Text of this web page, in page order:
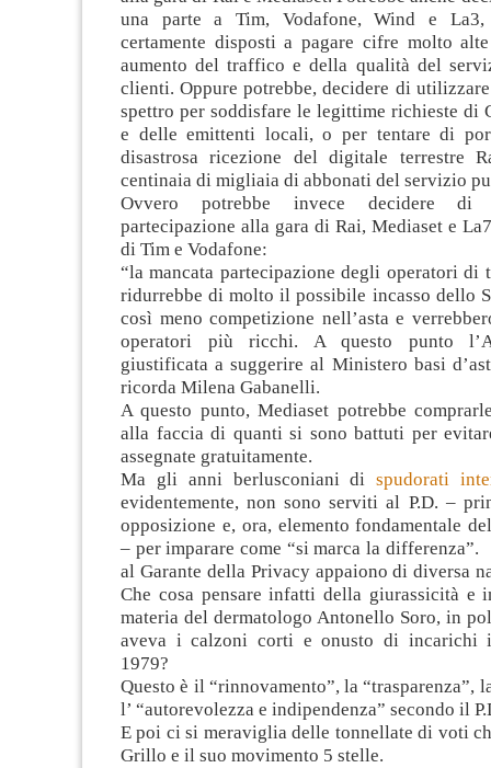
una parte a Tim, Vodafone, Wind e La3,
certamente disposti a pagare cifre molto
aumento del traffico e della qualità del
clienti. Oppure potrebbe, decidere di
spettro per soddisfare le legittime richieste di
e delle emittenti locali, o per tentare di
disastrosa ricezione del digitale terrestre
centinaia di migliaia di abbonati del servizio
Ovvero potrebbe invece decidere di
partecipazione alla gara di Rai, Mediaset e
di Tim e Vodafone:
“la mancata partecipazione degli operatori di
ridurrebbe di molto il possibile incasso dello
così meno competizione nell’asta e
operatori più ricchi. A questo punto
giustificata a suggerire al Ministero basi
ricorda Milena Gabanelli.
A questo punto, Mediaset potrebbe
alla faccia di quanti si sono battuti per
assegnate gratuitamente.
Ma gli anni berlusconiani dispudorati
evidentemente, non sono serviti al P.D. –
opposizione e, ora, elemento fondamentale
– per imparare come “si marca la
al Garante della Privacy appaiono di diversa
Che cosa pensare infatti della giurassicità e
materia del dermatologo Antonello Soro, in
aveva i calzoni corti e onusto di incarichi
1979?
Questo è il “rinnovamento”, la “trasparenza”,
l’ “autorevolezza e indipendenza” secondo il
E poi ci si meraviglia delle tonnellate di voti
Grillo e il suo movimento 5 stelle.